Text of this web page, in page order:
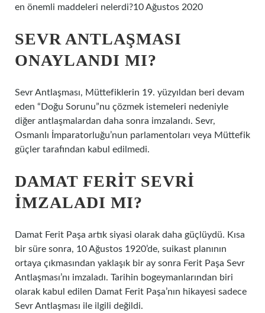
en önemli maddeleri nelerdi?10 Ağustos 2020
SEVR ANTLAŞMASI
ONAYLANDI MI?
Sevr Antlaşması, Müttefiklerin 19. yüzyıldan beri devam
eden “Doğu Sorunu”nu çözmek istemeleri nedeniyle
diğer antlaşmalardan daha sonra imzalandı. Sevr,
Osmanlı İmparatorluğu’nun parlamentoları veya Müttefik
güçler tarafından kabul edilmedi.
DAMAT FERIT SEVRI
IMZALADI MI?
Damat Ferit Paşa artık siyasi olarak daha güçlüydü. Kısa
bir süre sonra, 10 Ağustos 1920’de, suikast planının
ortaya çıkmasından yaklaşık bir ay sonra Ferit Paşa Sevr
Antlaşması’nı imzaladı. Tarihin bogeymanlarından biri
olarak kabul edilen Damat Ferit Paşa’nın hikayesi sadece
Sevr Antlaşması ile ilgili değildi.